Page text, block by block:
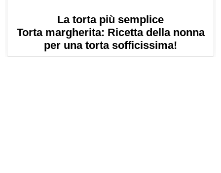
La torta più semplice
Torta margherita: Ricetta della nonna
per una torta sofficissima!